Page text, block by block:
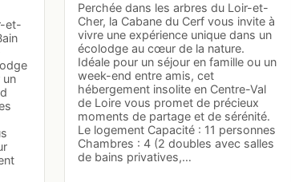
et-
un
Perchée dans les arbres du Loir-et-
Cher, la Cabane du Cerf vous invite à
vivre une expérience unique dans un
écolodge au cœur de la nature.
Idéale pour un séjour en famille ou un
week-end entre amis, cet
hébergement insolite en Centre-Val
de Loire vous promet de précieux
moments de partage et de sérénité.
Le logement Capacité : 11 personnes
Chambres : 4 (2 doubles avec salles
de bains privatives,…